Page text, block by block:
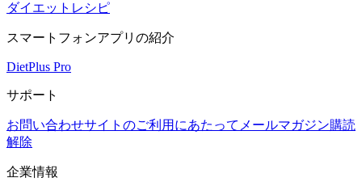
ダイエットレシピ
スマートフォンアプリの紹介
DietPlus Pro
サポート
お問い合わせサイトのご利用にあたって メールマガジン購読
解除
企業情報